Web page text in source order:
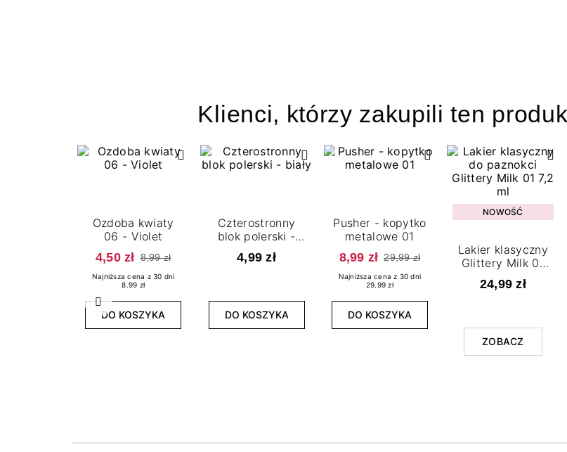
Klienci, którzy zakupili ten
Poprzedni
Ozdoba kwiaty
06 - Violet
4,50 zł 8,99 zł
Najniższa cena z 30 dni
8.99 zł
DO KOSZYKA
Czterostronny
blok polerski -
4,99 zł
DO KOSZYKA
Pusher - kopytko
metalowe 01
8,99 zł 29,99 zł
Najniższa cena z 30 dni
29.99 zł
DO KOSZYKA
NOWOŚĆ
Lakier klasyczny
Glittery Milk 01
24,99 zł
ZOBACZ